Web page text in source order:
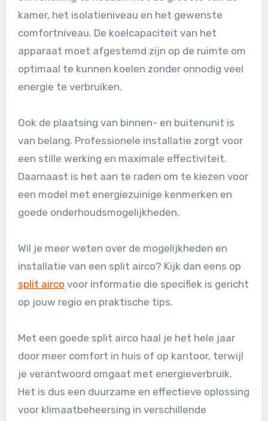
kamer, het isolatieniveau en het gewenste
comfortniveau. De koelcapaciteit van het
apparaat moet afgestemd zijn op de ruimte om
optimaal te kunnen koelen zonder onnodig veel
energie te verbruiken.
Ook de plaatsing van binnen- en buitenunit is
van belang. Professionele installatie zorgt voor
een stille werking en maximale effectiviteit.
Daarnaast is het aan te raden om te kiezen voor
een model met energiezuinige kenmerken en
goede onderhoudsmogelijkheden.
Wil je meer weten over de mogelijkheden en
installatie van een split airco? Kijk dan eens op
split airco voor informatie die specifiek is gericht
op jouw regio en praktische tips.
Met een goede split airco haal je het hele jaar
door meer comfort in huis of op kantoor, terwijl
je verantwoord omgaat met energieverbruik.
Het is dus een duurzame en effectieve oplossing
voor klimaatbeheersing in verschillende